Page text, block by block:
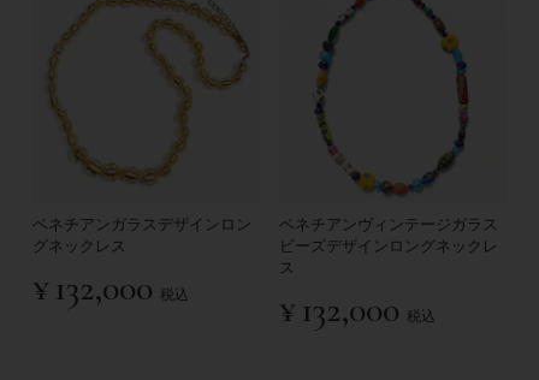
ベネチアンガラスデザインロン
グネックレス
¥ 132,000 税込
ベネチアンヴィンテージガラス
ビーズデザインロングネックレ
ス
¥ 132,000 税込